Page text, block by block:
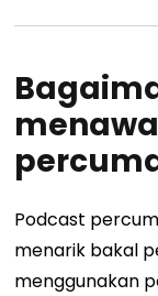
Podcast
menarik bakal
menggunakan